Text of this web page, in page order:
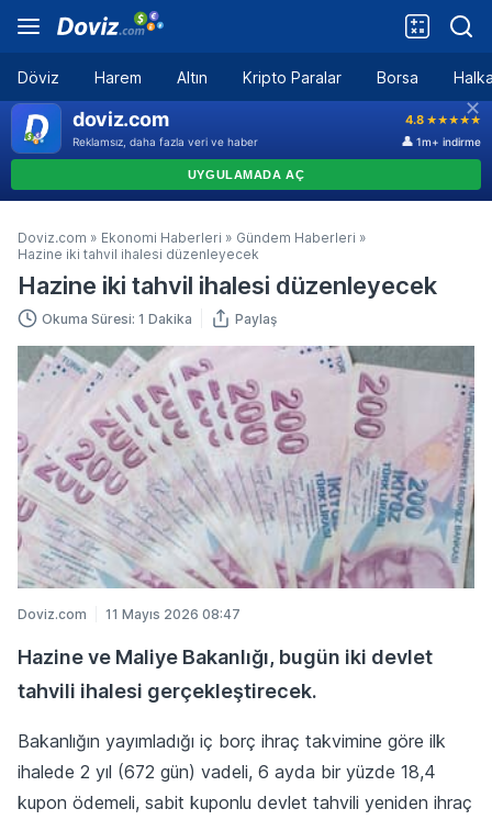
Döviz Harem Altın Kripto Paralar Borsa
Doviz.com » Ekonomi Haberleri » Gündem Haberleri »
Hazine iki tahvil ihalesi düzenleyecek
Hazine iki tahvil ihalesi düzenleyecek
Okuma Süresi: 1 Dakika Paylaş
Doviz.com 11 Mayıs 2026 08:47
Hazine ve Maliye Bakanlığı, bugün iki devlet
tahvili ihalesi gerçekleştirecek.
Bakanlığın yayımladığı iç borç ihraç takvimine göre ilk
ihalede 2 yıl (672 gün) vadeli, 6 ayda bir yüzde 18,4
kupon ödemeli, sabit kuponlu devlet tahvili yeniden ihraç